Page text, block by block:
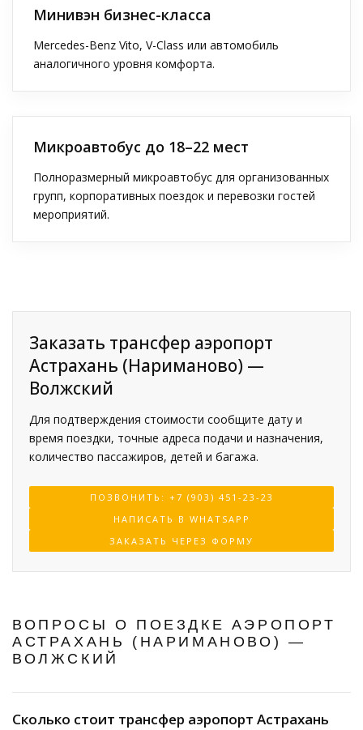
Минивэн бизнес-класса
Mercedes-Benz Vito, V-Class или автомобиль
аналогичного уровня комфорта.
Микроавтобус до 18–22 мест
Полноразмерный микроавтобус для организованных
групп, корпоративных поездок и перевозки гостей
мероприятий.
Заказать трансфер аэропорт
Астрахань (Нариманово) —
Волжский
Для подтверждения стоимости сообщите дату и
время поездки, точные адреса подачи и назначения,
количество пассажиров, детей и багажа.
ПОЗВОНИТЬ: +7 (903) 451-23-23
НАПИСАТЬ В WHATSAPP
ЗАКАЗАТЬ ЧЕРЕЗ ФОРМУ
ВОПРОСЫ О ПОЕЗДКЕ АЭРОПОРТ
АСТРАХАНЬ (НАРИМАНОВО) —
ВОЛЖСКИЙ
Сколько стоит трансфер аэропорт Астрахань